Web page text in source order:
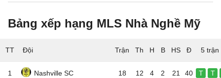
Bảng xếp hạng MLS Nhà Nghề Mỹ
TT Đội 5 trận
1 Nashville SC 18 12 4 2 21 40 T T